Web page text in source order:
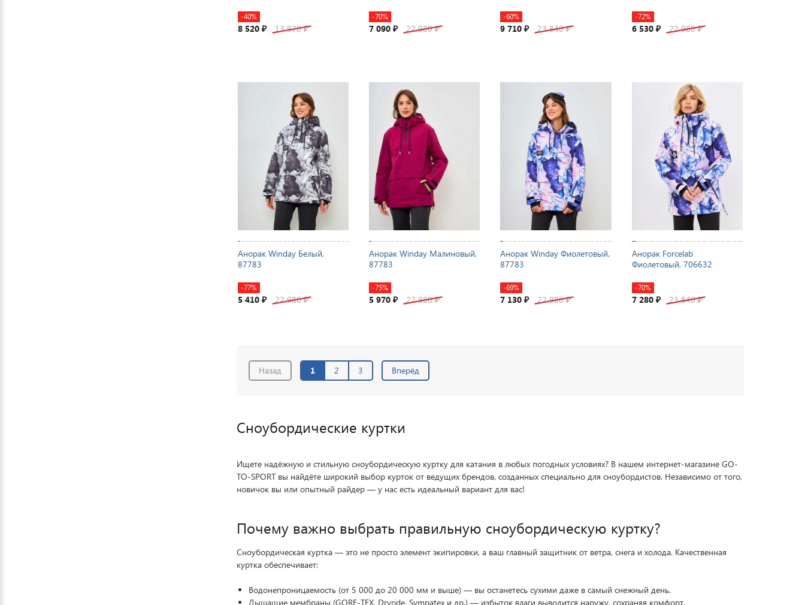
-40%
8 520 ₽ 13 970₽
-70%
7 090 ₽ 22 980₽
-60%
9 710₽ 23 840₽
-72%
6 530 ₽ 22 980₽
Анорак Winday Белый,
87783
-77%
5 410 ₽ 22 980₽
Анорак Winday Малиновый,
87783
-75%
5 970 ₽ 22 980₽
Анорак Winday Фиолетовый,
87783
-69%
7 130₽ 22 980₽
Анорак Forcelab
Фиолетовый, 706632
-70%
7 280 ₽ 23 840₽
Назад 1 2 3 Вперёд
Сноубордические куртки
Ищете надёжную и стильную сноубордическую куртку для катания в любых погодных условиях? В нашем интернет-магазине GO-
TO-SPORT вы найдёте широкий выбор курток от ведущих брендов, созданных специально для сноубордистов. Независимо от того,
новичок вы или опытный райдер — у нас есть идеальный вариант для вас!
Почему важно выбрать правильную сноубордическую куртку?
Сноубордическая куртка — это не просто элемент экипировки, а ваш главный защитник от ветра, снега и холода. Качественная
куртка обеспечивает:
Водонепроницаемость (от 5 000 до 20 000 мм и выше) — вы останетесь сухими даже в самый снежный день.
Дышащие мембраны (GORE-TEX, Dryride, Sympatex и др.) — избыток влаги выводится наружу, сохраняя комфорт.